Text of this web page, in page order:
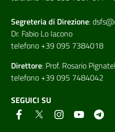
Segreteria di Direzione:
Dr. Fabio Lo Iacono
telefono +39 095 7384018
Direttore: Prof. Rosario
telefono +39 095 7484042
SEGUICI SU